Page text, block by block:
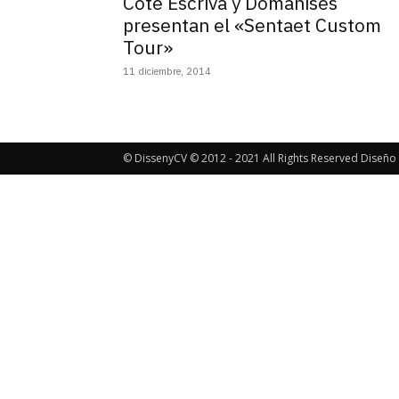
presentan el «Sentaet Custom
Tour»
11 diciembre, 2014
© DissenyCV © 2012 - 2021 All Rights Reserved